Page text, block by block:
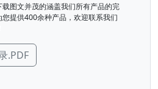
图文并茂的涵盖我们所有产品的完
提供400余种产品，欢迎联系我们
.PDF